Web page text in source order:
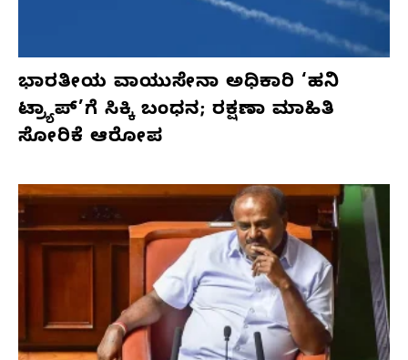
ಭಾರತೀಯ ವಾಯುಸೇನಾ ಅಧಿಕಾರಿ ‘ಹನಿ
ಟ್ರ್ಯಾಪ್’ಗೆ ಸಿಕ್ಕಿ ಬಂಧನ; ರಕ್ಷಣಾ ಮಾಹಿತಿ
ಸೋರಿಕೆ ಆರೋಪ